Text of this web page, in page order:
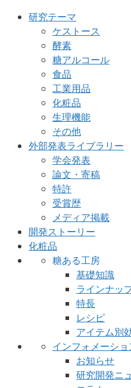
研究テーマ
ケストース
酵素
糖アルコール
食品
工業用品
化粧品
生理機能
その他
外部発表ライブラリー
学会発表
論文・寄稿
特許
受賞歴
メディア掲載
開発ストーリー
化粧品
糖ある工房
基礎知識
ラインナッ
特長
レシピ
アイテム別
インフォメーショ
お知らせ
研究開発ニ